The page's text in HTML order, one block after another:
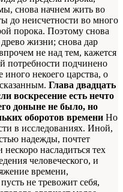
снова начнем жить во
до неисчетности во много
порока. Поэтому снова
древо жизни; снова дар
не над тем, кажется
потребности подчинено
некоего царства, о
Глава двадцать
воскресение есть нечто
доныне не было, но
оборотов времени Но
в исследованиях. Иной,
надежды, почтет
насладиться тех
человеческого, и
времени,
не тревожит себя,